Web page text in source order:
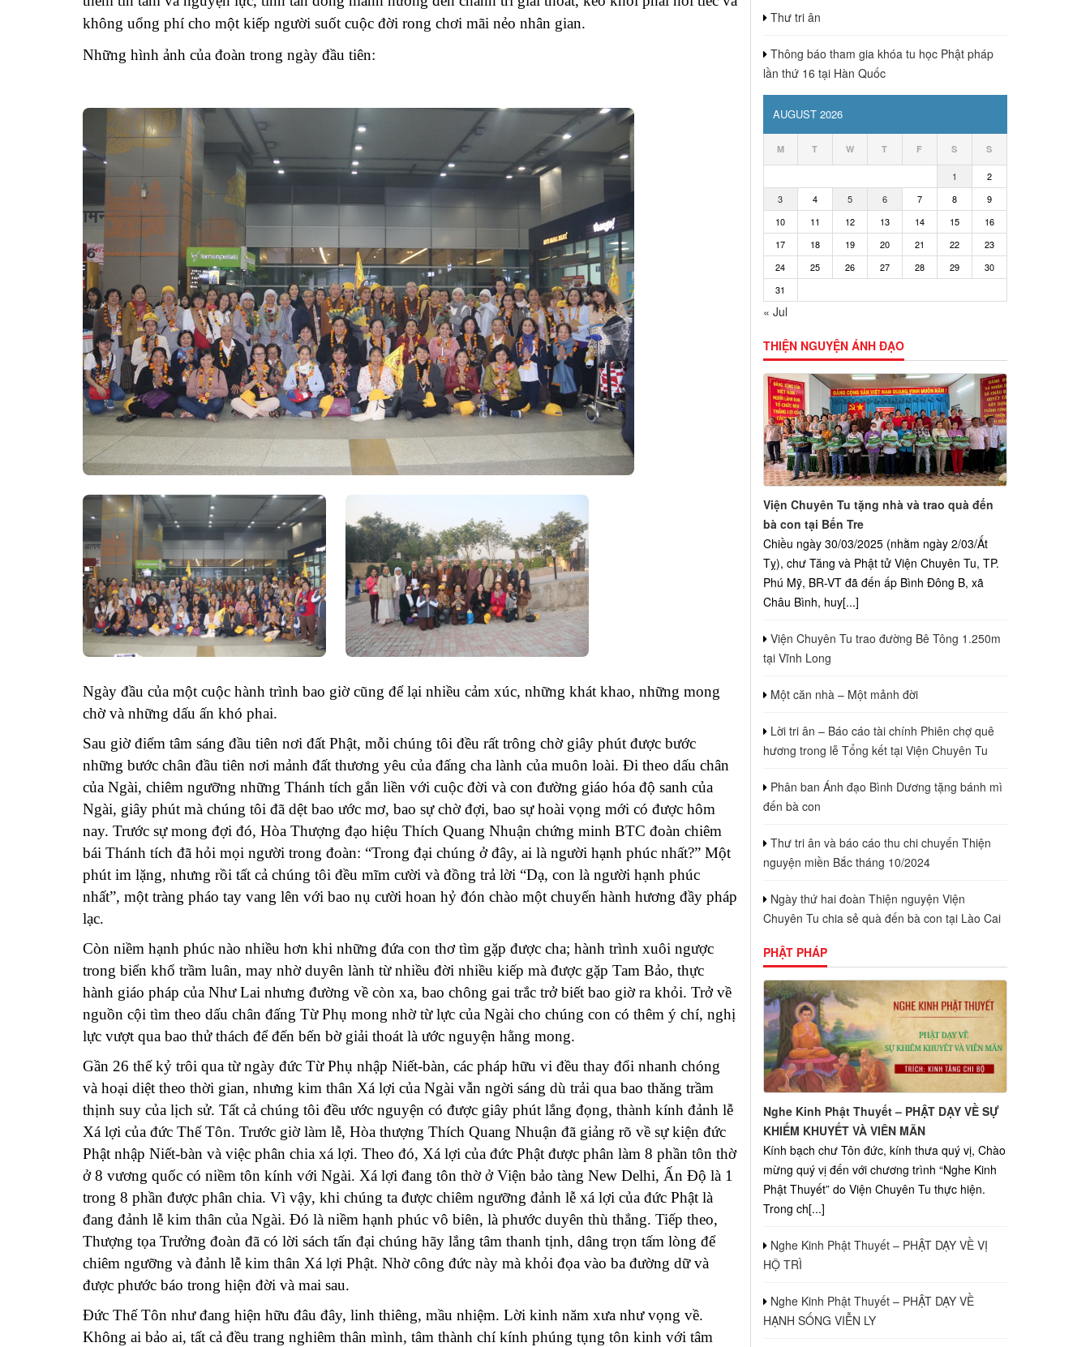
không uổng phí cho một kiếp người suốt cuộc đời rong chơi mãi nẻo nhân gian.
Những hình ảnh của đoàn trong ngày đầu tiên:
Ngày đầu của một cuộc hành trình bao giờ cũng để lại nhiều cảm xúc, những khát khao, những mong
chờ và những dấu ấn khó phai.
Sau giờ điểm tâm sáng đầu tiên nơi đất Phật, mỗi chúng tôi đều rất trông chờ giây phút được bước
những bước chân đầu tiên nơi mảnh đất thương yêu của đấng cha lành của muôn loài. Đi theo dấu chân
của Ngài, chiêm ngưỡng những Thánh tích gắn liền với cuộc đời và con đường giáo hóa độ sanh của
Ngài, giây phút mà chúng tôi đã dệt bao ước mơ, bao sự chờ đợi, bao sự hoài vọng mới có được hôm
nay. Trước sự mong đợi đó, Hòa Thượng đạo hiệu Thích Quang Nhuận chứng minh BTC đoàn chiêm
bái Thánh tích đã hỏi mọi người trong đoàn: “Trong đại chúng ở đây, ai là người hạnh phúc nhất?” Một
phút im lặng, nhưng rồi tất cả chúng tôi đều mĩm cười và đồng trả lời “Dạ, con là người hạnh phúc
nhất”, một tràng pháo tay vang lên với bao nụ cười hoan hỷ đón chào một chuyến hành hương đầy pháp
lạc.
Còn niềm hạnh phúc nào nhiều hơn khi những đứa con thơ tìm gặp được cha; hành trình xuôi ngược
trong biển khổ trầm luân, may nhờ duyên lành từ nhiều đời nhiều kiếp mà được gặp Tam Bảo, thực
hành giáo pháp của Như Lai nhưng đường về còn xa, bao chông gai trắc trở biết bao giờ ra khỏi. Trở về
nguồn cội tìm theo dấu chân đấng Từ Phụ mong nhờ từ lực của Ngài cho chúng con có thêm ý chí, nghị
lực vượt qua bao thử thách để đến bến bờ giải thoát là ước nguyện hằng mong.
Gần 26 thế kỷ trôi qua từ ngày đức Từ Phụ nhập Niết-bàn, các pháp hữu vi đều thay đổi nhanh chóng
và hoại diệt theo thời gian, nhưng kim thân Xá lợi của Ngài vẫn ngời sáng dù trải qua bao thăng trầm
thịnh suy của lịch sử. Tất cả chúng tôi đều ước nguyện có được giây phút lắng đọng, thành kính đảnh lễ
Xá lợi của đức Thế Tôn. Trước giờ làm lễ, Hòa thượng Thích Quang Nhuận đã giảng rõ về sự kiện đức
Phật nhập Niết-bàn và việc phân chia xá lợi. Theo đó, Xá lợi của đức Phật được phân làm 8 phần tôn thờ
ở 8 vương quốc có niềm tôn kính với Ngài. Xá lợi đang tôn thờ ở Viện bảo tàng New Delhi, Ấn Độ là 1
trong 8 phần được phân chia. Vì vậy, khi chúng ta được chiêm ngưỡng đảnh lễ xá lợi của đức Phật là
đang đảnh lễ kim thân của Ngài. Đó là niềm hạnh phúc vô biên, là phước duyên thù thắng. Tiếp theo,
Thượng tọa Trưởng đoàn đã có lời sách tấn đại chúng hãy lắng tâm thanh tịnh, dâng trọn tấm lòng để
chiêm ngưỡng và đảnh lễ kim thân Xá lợi Phật. Nhờ công đức này mà khỏi đọa vào ba đường dữ và
được phước báo trong hiện đời và mai sau.
Đức Thế Tôn như đang hiện hữu đâu đây, linh thiêng, mầu nhiệm. Lời kinh năm xưa như vọng về.
Không ai bảo ai, tất cả đều trang nghiêm thân mình, tâm thành chí kính phúng tụng tôn kinh với tâm
Thư tri ân
Thông báo tham gia khóa tu học Phật pháp
lần thứ 16 tại Hàn Quốc
AUGUST 2026
M T W T F S S
1
2
3
4 5 6 7 8
9
10
11 12 13 14 15
16
17
18 19 20 21 22
23
24
25 26 27 28 29
30
31
« Jul
THIỆN NGUYỆN ÁNH ĐẠO
Viện Chuyên Tu tặng nhà và trao quà đến
bà con tại Bến Tre
Chiều ngày 30/03/2025 (nhằm ngày 2/03/Ất
Tỵ), chư Tăng và Phật tử Viện Chuyên Tu, TP.
Phú Mỹ, BR-VT đã đến ấp Bình Đông B, xã
Châu Bình, huy[...]
Viện Chuyên Tu trao đường Bê Tông 1.250m
tại Vĩnh Long
Một căn nhà – Một mảnh đời
Lời tri ân – Báo cáo tài chính Phiên chợ quê
hương trong lễ Tổng kết tại Viện Chuyên Tu
Phân ban Ánh đạo Bình Dương tặng bánh mì
đến bà con
Thư tri ân và báo cáo thu chi chuyến Thiện
nguyện miền Bắc tháng 10/2024
Ngày thứ hai đoàn Thiện nguyện Viện
Chuyên Tu chia sẻ quà đến bà con tại Lào Cai
PHẬT PHÁP
Nghe Kinh Phật Thuyết – PHẬT DẠY VỀ SỰ
KHIẾM KHUYẾT VÀ VIÊN MÃN
Kính bạch chư Tôn đức, kính thưa quý vị, Chào
mừng quý vị đến với chương trình “Nghe Kinh
Phật Thuyết” do Viện Chuyên Tu thực hiện.
Trong ch[...]
Nghe Kinh Phật Thuyết – PHẬT DẠY VỀ VỊ
HỘ TRÌ
Nghe Kinh Phật Thuyết – PHẬT DẠY VỀ
HẠNH SỐNG VIỄN LY